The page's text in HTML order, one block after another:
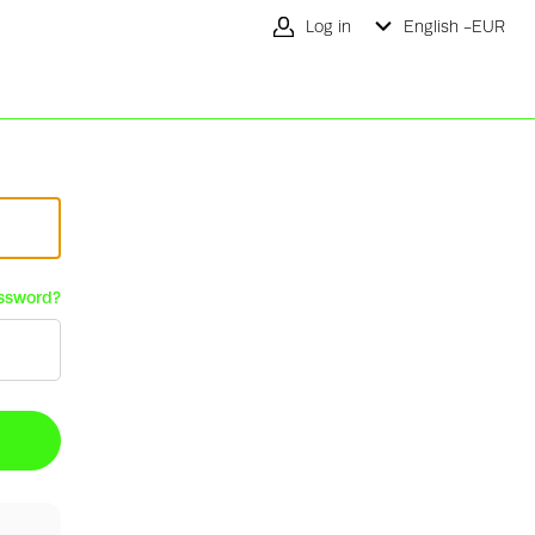
Log in English -EUR